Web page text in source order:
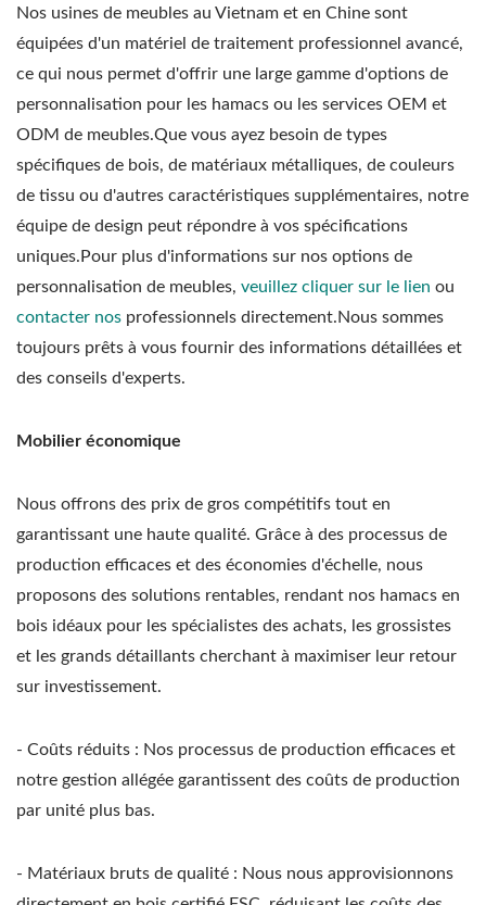
Nos usines de meubles au Vietnam et en Chine sont
équipées d'un matériel de traitement professionnel avancé,
ce qui nous permet d'offrir une large gamme d'options de
personnalisation pour les hamacs ou les services OEM et
ODM de meubles.Que vous ayez besoin de types
spécifiques de bois, de matériaux métalliques, de couleurs
de tissu ou d'autres caractéristiques supplémentaires, notre
équipe de design peut répondre à vos spécifications
uniques.Pour plus d'informations sur nos options de
personnalisation de meubles, veuillez cliquer sur le lien ou
contacter nos professionnels directement.Nous sommes
toujours prêts à vous fournir des informations détaillées et
des conseils d'experts.
Mobilier économique
Nous offrons des prix de gros compétitifs tout en
garantissant une haute qualité. Grâce à des processus de
production efficaces et des économies d'échelle, nous
proposons des solutions rentables, rendant nos hamacs en
bois idéaux pour les spécialistes des achats, les grossistes
et les grands détaillants cherchant à maximiser leur retour
sur investissement.
- Coûts réduits : Nos processus de production efficaces et
notre gestion allégée garantissent des coûts de production
par unité plus bas.
- Matériaux bruts de qualité : Nous nous approvisionnons